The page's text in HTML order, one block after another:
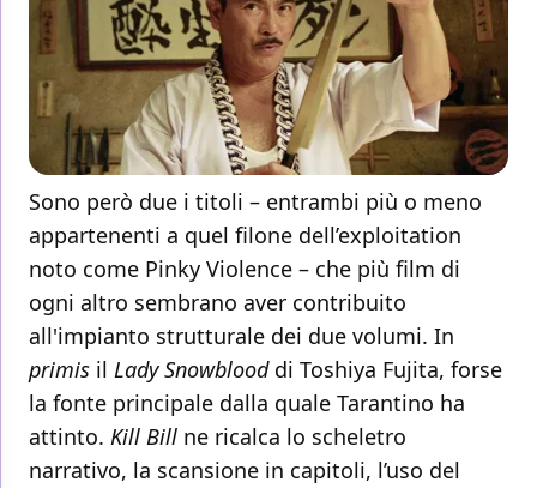
Sono però due i titoli – entrambi più o meno
appartenenti a quel filone dell’exploitation
noto come Pinky Violence – che più film di
ogni altro sembrano aver contribuito
all'impianto strutturale dei due volumi. In
primis il Lady Snowblooddi Toshiya Fujita, forse
la fonte principale dalla quale Tarantino ha
attinto. Kill Bill ne ricalca lo scheletro
narrativo, la scansione in capitoli, l’uso del